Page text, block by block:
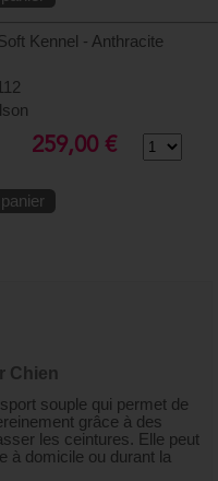
Kennel - Anthracite
259,00 €
Chien
souple qui permet de
grâce à des
les ceintures. Elle peut
à domicile ou durant la